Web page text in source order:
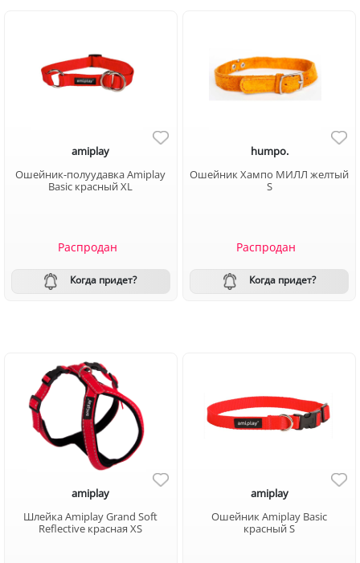
amiplay
Ошейник-полуудавка Amiplay
Basic красный XL
Распродан
Когда придет?
humpo.
Ошейник Хампо МИЛЛ желтый
S
Распродан
Когда придет?
amiplay
Шлейка Amiplay Grand Soft
Reflective красная XS
amiplay
Ошейник Amiplay Basic
красный S